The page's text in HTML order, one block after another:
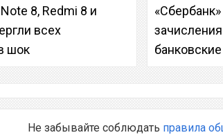
8, Redmi 8 и
всех
шок
Не забывайте соблюдать правила